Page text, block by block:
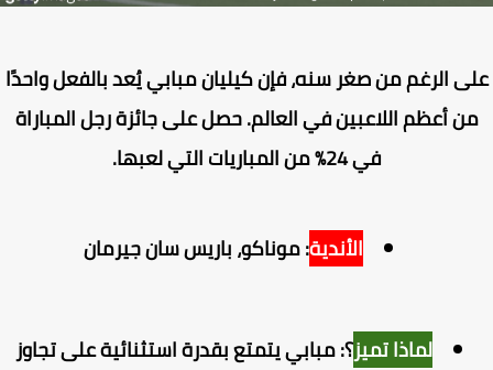
الرغم من صغر سنه، فإن كيليان مبابي يُعد بالفعل واحدًا
أعظم اللاعبين في العالم. حصل على جائزة رجل المباراة
في 24% من المباريات التي لعبها.
الأندية: موناكو، باريس سان جيرمان
لماذا تميز؟: مبابي يتمتع بقدرة استثنائية على تجاوز